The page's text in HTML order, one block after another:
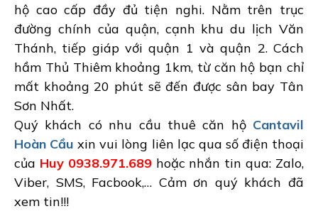
hộ cao cấp đầy đủ tiện nghi. Nằm trên trục
đường chính của quận, cạnh khu du lịch Văn
Thánh, tiếp giáp với quận 1 và quận 2. Cách
hầm Thủ Thiêm khoảng 1km, từ căn hộ bạn chỉ
mất khoảng 20 phút sẽ đến được sân bay Tân
Sơn Nhất.
Quý khách có nhu cầu thuê căn hộ Cantavil
Hoàn Cầu xin vui lòng liên lạc qua số điện thoại
của Huy 0938.971.689hoặc nhắn tin qua: Zalo,
Viber, SMS, Facbook,… Cảm ơn quý khách đã
xem tin!!!